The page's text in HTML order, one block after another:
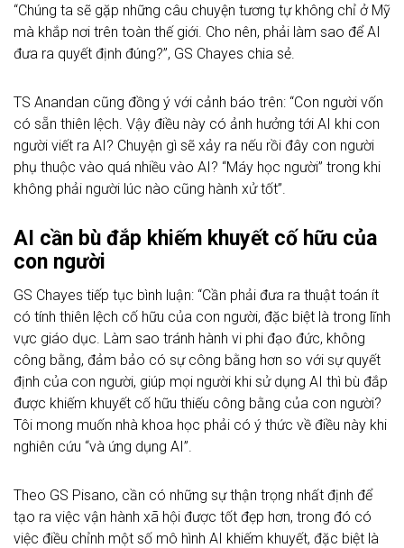
“Chúng ta sẽ gặp những câu chuyện tương tự không chỉ ở Mỹ
mà khắp nơi trên toàn thế giới. Cho nên, phải làm sao để AI
đưa ra quyết định đúng?”, GS Chayes chia sẻ.
TS Anandan cũng đồng ý với cảnh báo trên: “Con người vốn
có sẵn thiên lệch. Vậy điều này có ảnh hưởng tới AI khi con
người viết ra AI? Chuyện gì sẽ xảy ra nếu rồi đây con người
phụ thuộc vào quá nhiều vào AI? “Máy học người” trong khi
không phải người lúc nào cũng hành xử tốt”.
AI cần bù đắp khiếm khuyết cố hữu của
con người
GS Chayes tiếp tục bình luận: “Cần phải đưa ra thuật toán ít
có tính thiên lệch cố hữu của con người, đặc biệt là trong lĩnh
vực giáo dục. Làm sao tránh hành vi phi đạo đức, không
công bằng, đảm bảo có sự công bằng hơn so với sự quyết
định của con người, giúp mọi người khi sử dụng AI thì bù đắp
được khiếm khuyết cố hữu thiếu công bằng của con người?
Tôi mong muốn nhà khoa học phải có ý thức về điều này khi
nghiên cứu “và ứng dụng AI”.
Theo GS Pisano, cần có những sự thận trọng nhất định để
tạo ra việc vận hành xã hội được tốt đẹp hơn, trong đó có
việc điều chỉnh một số mô hình AI khiếm khuyết, đặc biệt là